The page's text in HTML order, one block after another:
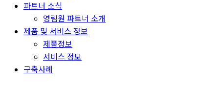
파트너 소식
영림원 파트너 소개
제품 및 서비스 정보
제품정보
서비스 정보
구축사례